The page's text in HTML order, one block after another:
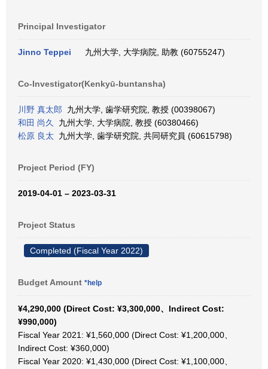
Principal Investigator
Jinno Teppei 九州大学, 大学病院, 助教 (60755247)
Co-Investigator(Kenkyū-buntansha)
川野 真太郎 九州大学, 歯学研究院, 教授 (00398067)
和田 尚久
九州大学, 大学病院, 教授 (60380466)
松原 良太 九州大学, 歯学研究院, 共同研究員 (60615798)
Project Period (FY)
2019-04-01 – 2023-03-31
Project Status
Completed (Fiscal Year 2022)
Budget Amount *help
¥4,290,000 (Direct Cost: ¥3,300,000、Indirect Cost:
¥990,000)
Fiscal Year 2021: ¥1,560,000 (Direct Cost: ¥1,200,000、
Indirect Cost: ¥360,000)
Fiscal Year 2020: ¥1,430,000 (Direct Cost: ¥1,100,000、